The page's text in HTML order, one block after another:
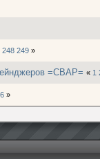
248 249 »
=СВАР= « 1
»